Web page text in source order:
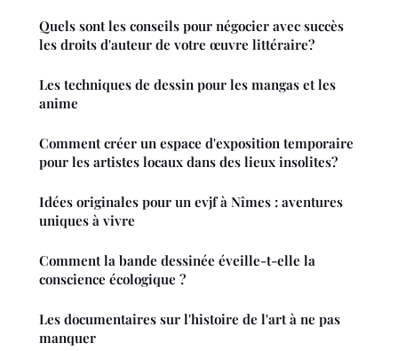
Quels sont les conseils pour négocier avec succès
les droits d'auteur de votre œuvre littéraire?
Les techniques de dessin pour les mangas et les
anime
Comment créer un espace d'exposition temporaire
pour les artistes locaux dans des lieux insolites?
Idées originales pour un evjf à Nîmes : aventures
uniques à vivre
Comment la bande dessinée éveille-t-elle la
conscience écologique ?
Les documentaires sur l'histoire de l'art à ne pas
manquer